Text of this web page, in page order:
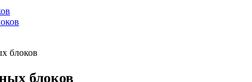
блоков
блоков